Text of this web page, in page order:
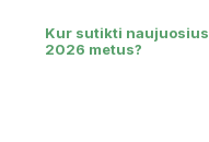
Kur sutikti naujuosius
2026 metus?